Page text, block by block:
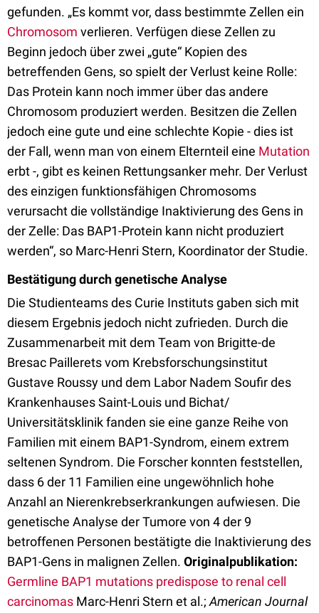
gefunden. „Es kommt vor, dass bestimmte Zellen ein
Chromosom verlieren. Verfügen diese Zellen zu
Beginn jedoch über zwei „gute“ Kopien des
betreffenden Gens, so spielt der Verlust keine Rolle:
Das Protein kann noch immer über das andere
Chromosom produziert werden. Besitzen die Zellen
jedoch eine gute und eine schlechte Kopie - dies ist
der Fall, wenn man von einem Elternteil eine Mutation
erbt -, gibt es keinen Rettungsanker mehr. Der Verlust
des einzigen funktionsfähigen Chromosoms
verursacht die vollständige Inaktivierung des Gens in
der Zelle: Das BAP1-Protein kann nicht produziert
werden“, so Marc-Henri Stern, Koordinator der Studie.
Bestätigung durch genetische Analyse
Die Studienteams des Curie Instituts gaben sich mit
diesem Ergebnis jedoch nicht zufrieden. Durch die
Zusammenarbeit mit dem Team von Brigitte-de
Bresac Paillerets vom Krebsforschungsinstitut
Gustave Roussy und dem Labor Nadem Soufir des
Krankenhauses Saint-Louis und Bichat/
Universitätsklinik fanden sie eine ganze Reihe von
Familien mit einem BAP1-Syndrom, einem extrem
seltenen Syndrom. Die Forscher konnten feststellen,
dass 6 der 11 Familien eine ungewöhnlich hohe
Anzahl an Nierenkrebserkrankungen aufwiesen. Die
genetische Analyse der Tumore von 4 der 9
betroffenen Personen bestätigte die Inaktivierung des
BAP1-Gens in malignen Zellen. Originalpublikation:
Germline BAP1 mutations predispose to renal cell
carcinomas Marc-Henri Stern et al.; American Journal